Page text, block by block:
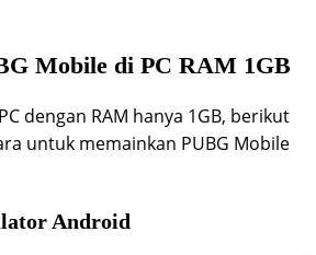
Mobile di PC RAM 1GB
dengan RAM hanya 1GB, berikut
untuk memainkan PUBG Mobile
Android